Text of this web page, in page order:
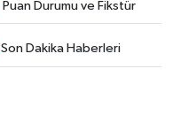
Puan Durumu ve Fikstür
Son Dakika Haberleri